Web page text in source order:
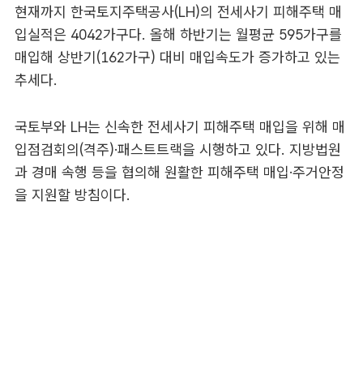
현재까지 한국토지주택공사(LH)의 전세사기 피해주택 매
입실적은 4042가구다. 올해 하반기는 월평균 595가구를
매입해 상반기(162가구) 대비 매입속도가 증가하고 있는
추세다.
국토부와 LH는 신속한 전세사기 피해주택 매입을 위해 매
입점검회의(격주)·패스트트랙을 시행하고 있다. 지방법원
과 경매 속행 등을 협의해 원활한 피해주택 매입·주거안정
을 지원할 방침이다.